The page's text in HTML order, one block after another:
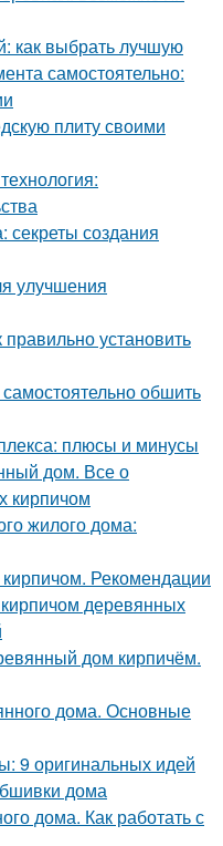
как выбрать лучшую
самостоятельно:
плиту своими
секреты создания
улучшения
установить
обшить
плюсы и минусы
дом. Все о
кирпичом
жилого дома:
Рекомендации
деревянных
дом кирпичём.
дома. Основные
9 оригинальных идей
дома
дома. Как работать с